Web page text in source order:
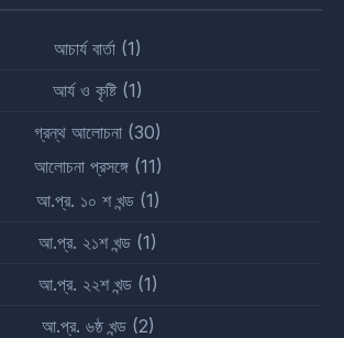
আচার্য বার্তা (1)
আর্য ও কৃষ্টি(1)
গ্রন্থ আলোচনা (30)
আলোচনা প্রসঙ্গে(11)
আ.প্র. ১০ শ খন্ড(1)
আ.প্র. ২১শ খন্ড (1)
আ.প্র. ২২শ খন্ড(1)
আ.প্র. ৬ষ্ঠ খন্ড(2)